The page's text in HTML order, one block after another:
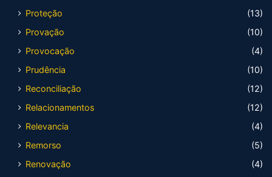
Proteção
(13)
Provação
(10)
Provocação
(4)
Prudência
(10)
Reconciliação
(12)
Relacionamentos
(12)
Relevancia
(4)
Remorso
(5)
Renovação
(4)